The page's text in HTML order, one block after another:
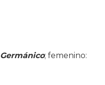
Germánico; femenino: